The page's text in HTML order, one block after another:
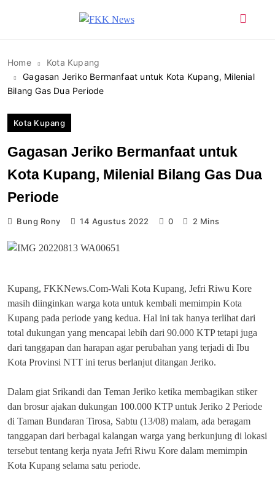
Home
Kota Kupang
Gagasan Jeriko Bermanfaat untuk Kota Kupang, Milenial
Bilang Gas Dua Periode
Kota Kupang
Gagasan Jeriko Bermanfaat untuk
Kota Kupang, Milenial Bilang Gas Dua
Periode
Bung Rony 14 Agustus 2022 0 2 Mins
Kupang, FKKNews.Com-Wali Kota Kupang, Jefri Riwu Kore
masih diinginkan warga kota untuk kembali memimpin Kota
Kupang pada periode yang kedua. Hal ini tak hanya terlihat dari
total dukungan yang mencapai lebih dari 90.000 KTP tetapi juga
dari tanggapan dan harapan agar perubahan yang terjadi di Ibu
Kota Provinsi NTT ini terus berlanjut ditangan Jeriko.
Dalam giat Srikandi dan Teman Jeriko ketika membagikan stiker
dan brosur ajakan dukungan 100.000 KTP untuk Jeriko 2 Periode
di Taman Bundaran Tirosa, Sabtu (13/08) malam, ada beragam
tanggapan dari berbagai kalangan warga yang berkunjung di lokasi
tersebut tentang kerja nyata Jefri Riwu Kore dalam memimpin
Kota Kupang selama satu periode.